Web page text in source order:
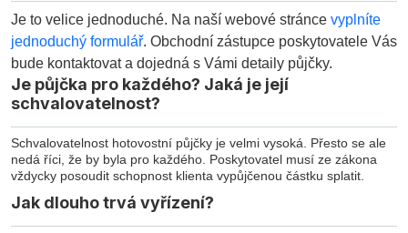
Je to velice jednoduché. Na naší webové stránce vyplníte
jednoduchý formulář. Obchodní zástupce poskytovatele Vás
bude kontaktovat a dojedná s Vámi detaily půjčky.
Je půjčka pro každého? Jaká je její
schvalovatelnost?
Schvalovatelnost hotovostní půjčky je velmi vysoká. Přesto se ale
nedá říci, že by byla pro každého. Poskytovatel musí ze zákona
vždycky posoudit schopnost klienta vypůjčenou částku splatit.
Jak dlouho trvá vyřízení?